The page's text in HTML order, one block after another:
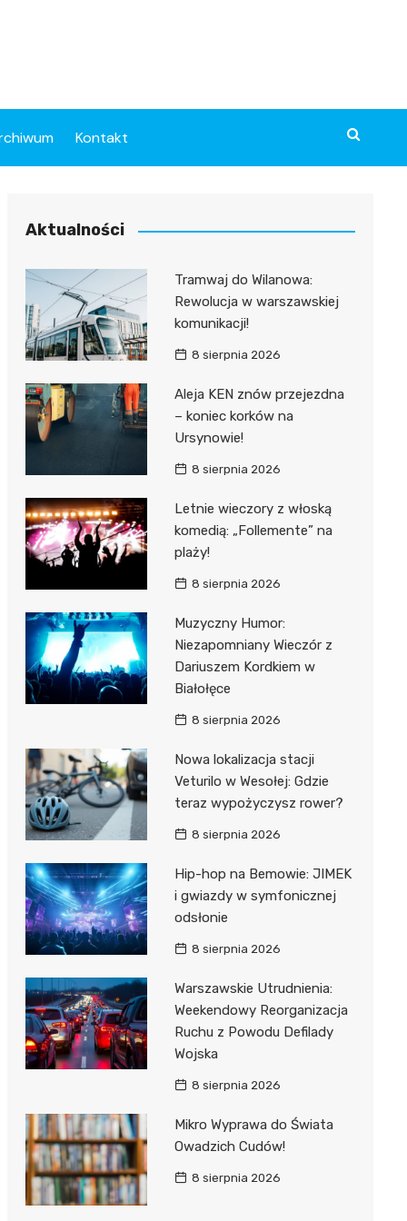
Kontakt
Aktualności
Tramwaj do Wilanowa:
Rewolucja w warszawskiej
komunikacji!
8 sierpnia 2026
Aleja KEN znów przejezdna
– koniec korków na
Ursynowie!
8 sierpnia 2026
Letnie wieczory z włoską
komedią: „Follemente” na
plaży!
8 sierpnia 2026
Muzyczny Humor:
Niezapomniany Wieczór z
Dariuszem Kordkiem w
Białołęce
8 sierpnia 2026
Nowa lokalizacja stacji
Veturilo w Wesołej: Gdzie
teraz wypożyczysz rower?
8 sierpnia 2026
Hip-hop na Bemowie: JIMEK
i gwiazdy w symfonicznej
odsłonie
8 sierpnia 2026
Warszawskie Utrudnienia:
Weekendowy Reorganizacja
Ruchu z Powodu Defilady
Wojska
8 sierpnia 2026
Mikro Wyprawa do Świata
Owadzich Cudów!
8 sierpnia 2026